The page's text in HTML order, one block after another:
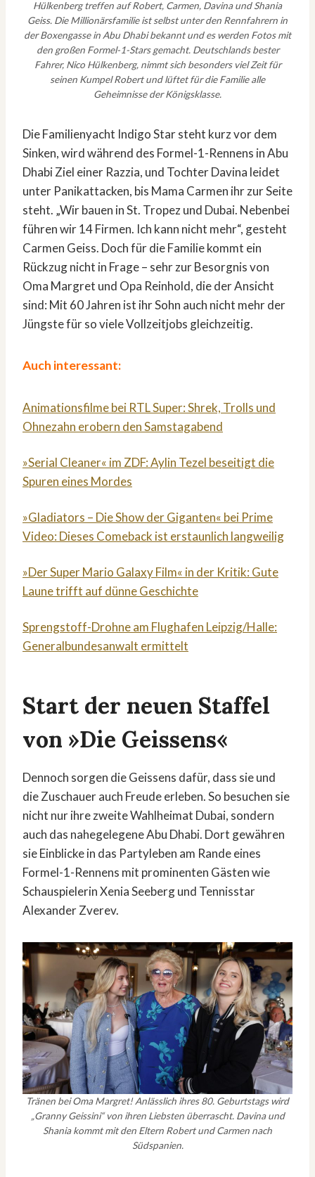
Hülkenberg treffen auf Robert, Carmen, Davina und Shania
Geiss. Die Millionärsfamilie ist selbst unter den Rennfahrern in
der Boxengasse in Abu Dhabi bekannt und es werden Fotos mit
den großen Formel-1-Stars gemacht. Deutschlands bester
Fahrer, Nico Hülkenberg, nimmt sich besonders viel Zeit für
seinen Kumpel Robert und lüftet für die Familie alle
Geheimnisse der Königsklasse.
Die Familienyacht Indigo Star steht kurz vor dem
Sinken, wird während des Formel-1-Rennens in Abu
Dhabi Ziel einer Razzia, und Tochter Davina leidet
unter Panikattacken, bis Mama Carmen ihr zur Seite
steht. „Wir bauen in St. Tropez und Dubai. Nebenbei
führen wir 14 Firmen. Ich kann nicht mehr“, gesteht
Carmen Geiss. Doch für die Familie kommt ein
Rückzug nicht in Frage – sehr zur Besorgnis von
Oma Margret und Opa Reinhold, die der Ansicht
sind: Mit 60 Jahren ist ihr Sohn auch nicht mehr der
Jüngste für so viele Vollzeitjobs gleichzeitig.
Auch interessant:
Animationsfilme bei RTL Super: Shrek, Trolls und
Ohnezahn erobern den Samstagabend
»Serial Cleaner« im ZDF: Aylin Tezel beseitigt die
Spuren eines Mordes
»Gladiators – Die Show der Giganten« bei Prime
Video: Dieses Comeback ist erstaunlich langweilig
»Der Super Mario Galaxy Film« in der Kritik: Gute
Laune trifft auf dünne Geschichte
Sprengstoff-Drohne am Flughafen Leipzig/Halle:
Generalbundesanwalt ermittelt
Start der neuen Staffel
von »Die Geissens«
Dennoch sorgen die Geissens dafür, dass sie und
die Zuschauer auch Freude erleben. So besuchen sie
nicht nur ihre zweite Wahlheimat Dubai, sondern
auch das nahegelegene Abu Dhabi. Dort gewähren
sie Einblicke in das Partyleben am Rande eines
Formel-1-Rennens mit prominenten Gästen wie
Schauspielerin Xenia Seeberg und Tennisstar
Alexander Zverev.
Tränen bei Oma Margret! Anlässlich ihres 80. Geburtstags wird
„Granny Geissini“ von ihren Liebsten überrascht. Davina und
Shania kommt mit den Eltern Robert und Carmen nach
Südspanien.